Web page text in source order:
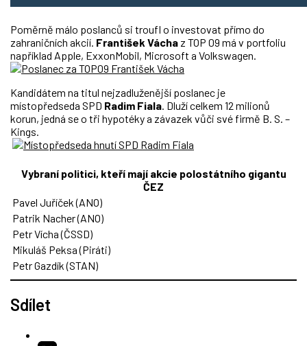
Poměrně málo poslanců si troufl o investovat přímo do
zahraničních akcií. František Vácha z TOP 09 má v portfoliu
například Apple, ExxonMobil, Microsoft a Volkswagen.
Kandidátem na titul nejzadluženější poslanec je
místopředseda SPD Radim Fiala . Dluží celkem 12 milionů
korun, jedná se o tři hypotéky a závazek vůči své firmě B. S. –
Kings.
Vybraní politici, kteří mají akcie polostátního gigantu
ČEZ
Pavel Juříček (ANO)
Patrik Nacher (ANO)
Petr Vícha (ČSSD)
Mikuláš Peksa (Piráti)
Petr Gazdík (STAN)
Sdílet